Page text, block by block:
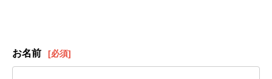
お名前 [必須]